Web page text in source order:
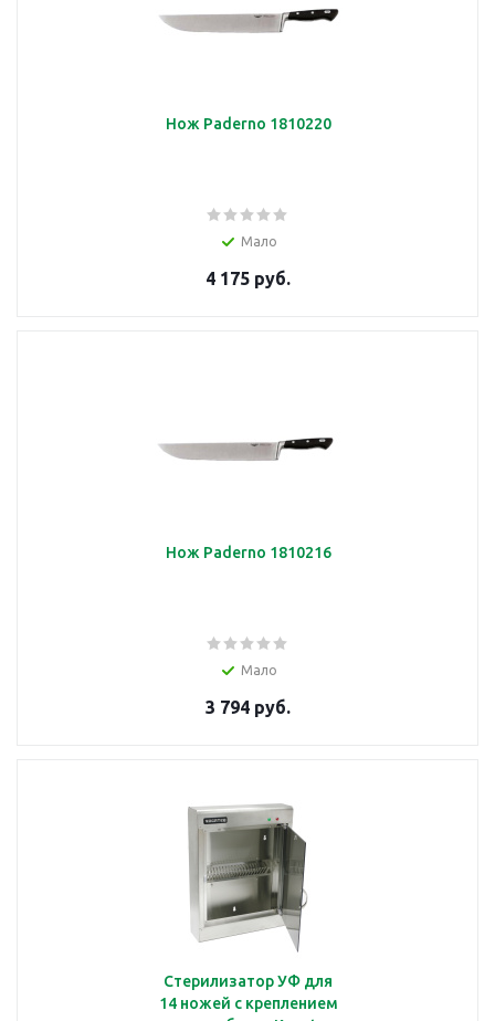
Нож Paderno 1810220
Мало
4 175 руб.
Нож Paderno 1810216
Мало
3 794 руб.
Стерилизатор УФ для
14 ножей с креплением